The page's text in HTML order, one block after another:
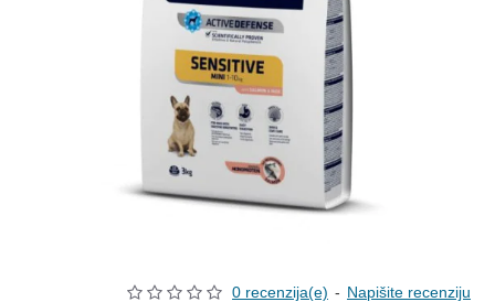
0 recenzija(e) - Napišite recenziju